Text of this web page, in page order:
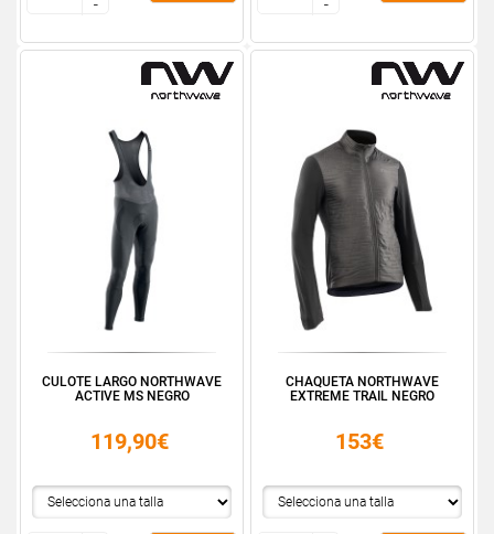
--
--
CULOTE LARGO NORTHWAVE
ACTIVE MS NEGRO
119,90€
CHAQUETA NORTHWAVE
EXTREME TRAIL NEGRO
153€